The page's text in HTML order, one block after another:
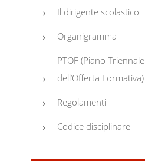
Il dirigente scolastico
Organigramma
PTOF (Piano Triennale
dell’Offerta Formativa)
Regolamenti
Codice disciplinare